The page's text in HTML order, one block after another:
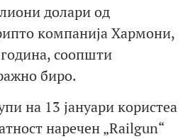
долари од
компанија Хармони,
соопшти
биро.
на 13 јануари користеа
наречен „Railgun“